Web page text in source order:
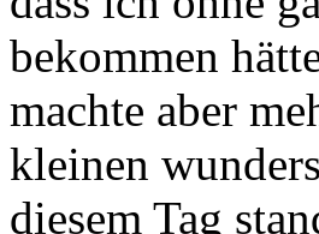
bekommen
machte aber
kleinen
diesem Tag